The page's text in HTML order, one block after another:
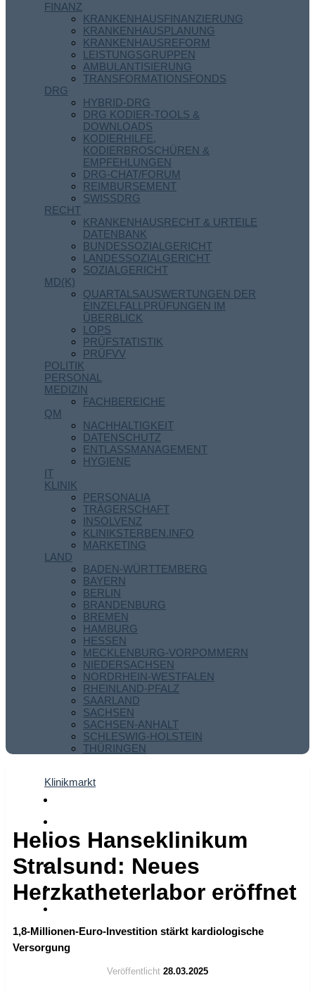
FINANZ
KRANKENHAUSFINANZIERUNG
KRANKENHAUSPLANUNG
KRANKENHAUSREFORM
LEISTUNGSGRUPPEN
AMBULANTISIERUNG
TRANSFORMATIONSFONDS
DRG
HYBRID-DRG
DRG KODIER-TOOLS &
DOWNLOADS
KODIERHILFE,
KODIERBROSCHÜREN &
EMPFEHLUNGEN
DRG-CHAT/FORUM
REIMBURSEMENT
SWISSDRG
RECHT
KRANKENHAUSRECHT & URTEILE
DATENBANK
BUNDESSOZIALGERICHT
LANDESSOZIALGERICHT
SOZIALGERICHT
MD(K)
QUARTALSAUSWERTUNGEN DER
EINZELFALLPRÜFUNGEN IM
ÜBERBLICK
LOPS
PRÜFSTATISTIK
PRÜFVV
POLITIK
PERSONAL
MEDIZIN
FACHBEREICHE
QM
NACHHALTIGKEIT
DATENSCHUTZ
ENTLASSMANAGEMENT
HYGIENE
IT
KLINIK
PERSONALIA
TRÄGERSCHAFT
INSOLVENZ
KLINIKSTERBEN.INFO
MARKETING
LAND
BADEN-WÜRTTEMBERG
BAYERN
BERLIN
BRANDENBURG
BREMEN
HAMBURG
HESSEN
MECKLENBURG-VORPOMMERN
NIEDERSACHSEN
NORDRHEIN-WESTFALEN
RHEINLAND-PFALZ
SAARLAND
SACHSEN
SACHSEN-ANHALT
SCHLESWIG-HOLSTEIN
THÜRINGEN
Klinikmarkt
Helios Hanseklinikum
Stralsund: Neues
Herzkatheterlabor eröffnet
1,8-Millionen-Euro-Investition stärkt kardiologische
Versorgung
Veröffentlicht 28.03.2025